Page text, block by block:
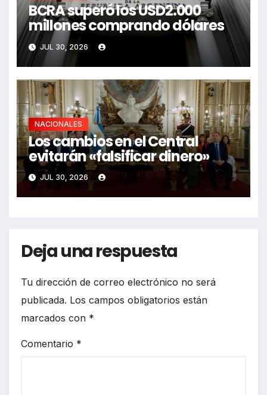
BCRA superó los USD2.000
millones comprando dólares
JUL 30, 2026
NACIONALES
Los cambios en el Central
evitarán «falsificar dinero»
JUL 30, 2026
Deja una respuesta
Tu dirección de correo electrónico no será
publicada. Los campos obligatorios están
marcados con *
Comentario *